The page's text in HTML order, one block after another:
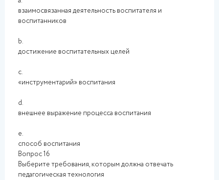
взаимосвязанная деятельность воспитателя и
воспитанников
b.
достижение воспитательных целей
c.
«инструментарий» воспитания
d.
внешнее выражение процесса воспитания
e.
способ воспитания
Вопрос 16
Выберите требования, которым должна отвечать
педагогическая технология